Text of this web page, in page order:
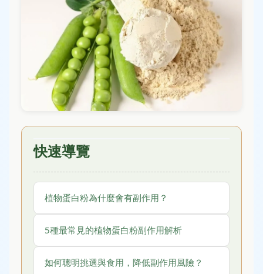
快速導覽
植物蛋白粉為什麼會有副作用？
5種最常見的植物蛋白粉副作用解析
如何聰明挑選與食用，降低副作用風險？